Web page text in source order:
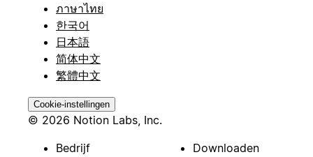
ภาษาไทย
한국어
日本語
简体中文
繁體中文
Cookie-instellingen
© 2026 Notion Labs, Inc.
Bedrijf
Downloaden